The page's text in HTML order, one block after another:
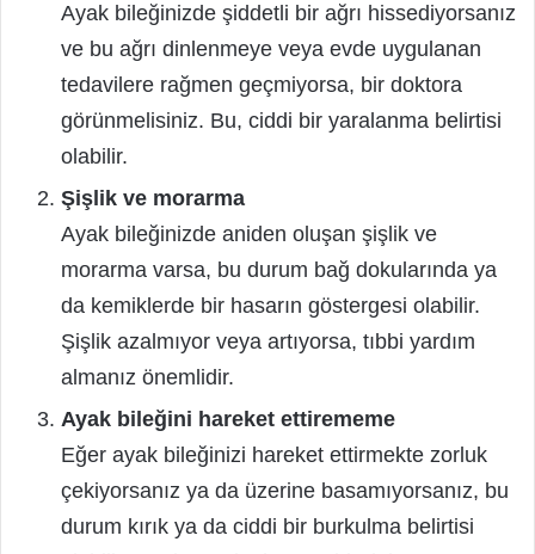
Ayak bileğinizde şiddetli bir ağrı hissediyorsanız
ve bu ağrı dinlenmeye veya evde uygulanan
tedavilere rağmen geçmiyorsa, bir doktora
görünmelisiniz. Bu, ciddi bir yaralanma belirtisi
olabilir.
Şişlik ve morarma
Ayak bileğinizde aniden oluşan şişlik ve
morarma varsa, bu durum bağ dokularında ya
da kemiklerde bir hasarın göstergesi olabilir.
Şişlik azalmıyor veya artıyorsa, tıbbi yardım
almanız önemlidir.
Ayak bileğini hareket ettirememe
Eğer ayak bileğinizi hareket ettirmekte zorluk
çekiyorsanız ya da üzerine basamıyorsanız, bu
durum kırık ya da ciddi bir burkulma belirtisi